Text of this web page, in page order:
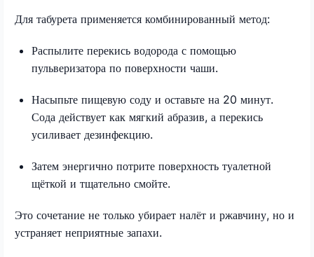
Для табурета применяется комбинированный метод:
Распылите перекись водорода с помощью
пульверизатора по поверхности чаши.
Насыпьте пищевую соду и оставьте на 20 минут.
Сода действует как мягкий абразив, а перекись
усиливает дезинфекцию.
Затем энергично потрите поверхность туалетной
щёткой и тщательно смойте.
Это сочетание не только убирает налёт и ржавчину, но и
устраняет неприятные запахи.